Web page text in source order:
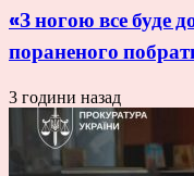
«З ногою все буде
пораненого
3 години назад